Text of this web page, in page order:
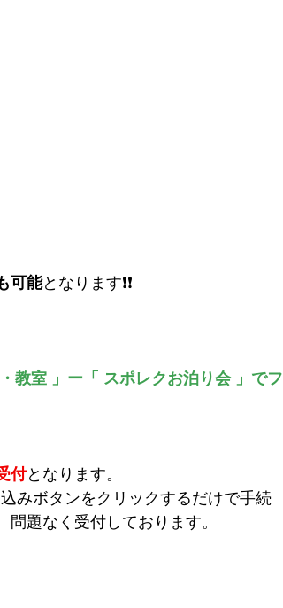
可能となります❗❗
教室 」ー「 スポレクお泊り会 」でフ
付となります。
みボタンをクリックするだけで手続
題なく受付しております。‍